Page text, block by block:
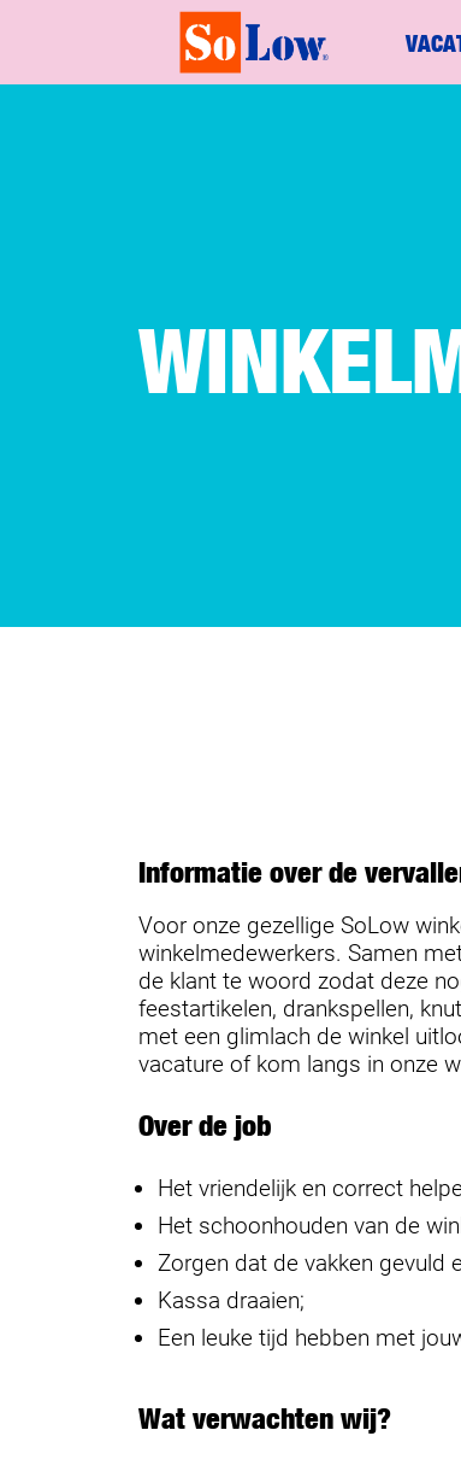
Informatie over de
Voor onze gezellige SoLow
winkelmedewerkers. Samen
de klant te woord zodat deze
feestartikelen, drankspellen,
met een glimlach de winkel
vacature of kom langs in onze
Over de job
Het vriendelijk en correct
Het schoonhouden van de
Zorgen dat de vakken gevuld
Kassa draaien;
Een leuke tijd hebben met
Wat verwachten wij?